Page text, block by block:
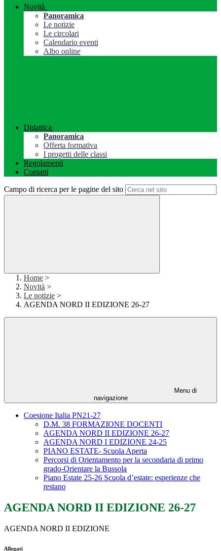
Novità
Panoramica
Le notizie
Le circolari
Calendario eventi
Albo online
Didattica
Panoramica
Offerta formativa
I progetti delle classi
Regolamenti
Contatti
Campo di ricerca per le pagine del sito
Home >
Novità >
Le notizie >
AGENDA NORD II EDIZIONE 26-27
Menu di
navigazione
Coesione Italia PN21-27
D.M. 38 FORMAZIONE DOCENTI
AGENDA NORD II EDIZIONE 26-27
AGENDA NORD I EDIZIONE 24-25
PIANO ESTATE- Scuola Aperta
Percorsi di Orientamento per la secondaria di primo
grado-Orientare la Bussola
Piano Estate 25-26 Scuola d’estate: esperienze che
restano
AGENDA NORD II EDIZIONE 26-27
AGENDA NORD II EDIZIONE
Allegati